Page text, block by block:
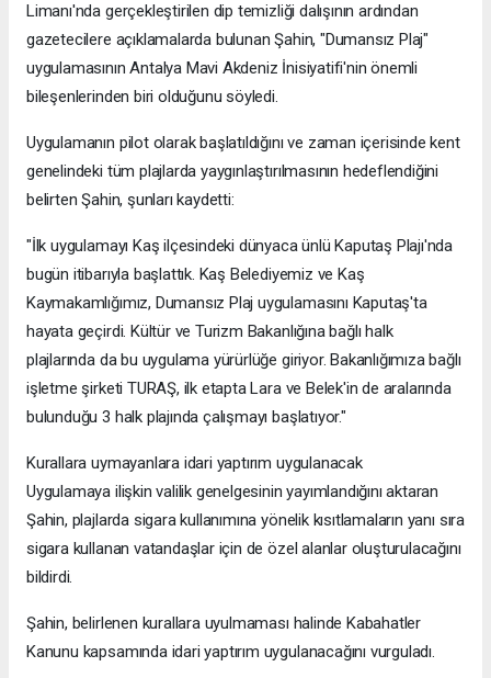
Limanı'nda gerçekleştirilen dip temizliği dalışının ardından
gazetecilere açıklamalarda bulunan Şahin, "Dumansız Plaj"
uygulamasının Antalya Mavi Akdeniz İnisiyatifi'nin önemli
bileşenlerinden biri olduğunu söyledi.
Uygulamanın pilot olarak başlatıldığını ve zaman içerisinde kent
genelindeki tüm plajlarda yaygınlaştırılmasının hedeflendiğini
belirten Şahin, şunları kaydetti:
"İlk uygulamayı Kaş ilçesindeki dünyaca ünlü Kaputaş Plajı'nda
bugün itibarıyla başlattık. Kaş Belediyemiz ve Kaş
Kaymakamlığımız, Dumansız Plaj uygulamasını Kaputaş'ta
hayata geçirdi. Kültür ve Turizm Bakanlığına bağlı halk
plajlarında da bu uygulama yürürlüğe giriyor. Bakanlığımıza bağlı
işletme şirketi TURAŞ, ilk etapta Lara ve Belek'in de aralarında
bulunduğu 3 halk plajında çalışmayı başlatıyor."
Kurallara uymayanlara idari yaptırım uygulanacak
Uygulamaya ilişkin valilik genelgesinin yayımlandığını aktaran
Şahin, plajlarda sigara kullanımına yönelik kısıtlamaların yanı sıra
sigara kullanan vatandaşlar için de özel alanlar oluşturulacağını
bildirdi.
Şahin, belirlenen kurallara uyulmaması halinde Kabahatler
Kanunu kapsamında idari yaptırım uygulanacağını vurguladı.